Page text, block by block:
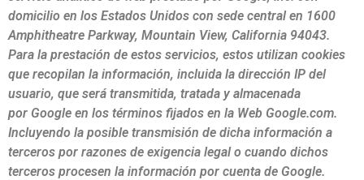
domicilio en los Estados Unidos con sede central en 1600
Amphitheatre Parkway, Mountain View, California 94043.
Para la prestación de estos servicios, estos utilizan cookies
que recopilan la información, incluida la dirección IP del
usuario, que será transmitida, tratada y almacenada
por Google en los términos fijados en la Web Google.com.
Incluyendo la posible transmisión de dicha información a
terceros por razones de exigencia legal o cuando dichos
terceros procesen la información por cuenta de Google.